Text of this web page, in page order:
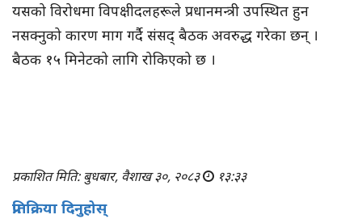
यसको विरोधमा विपक्षीदलहरूले प्रधानमन्त्री उपस्थित हुन
नसक्नुको कारण माग गर्दै संसद् बैठक अवरुद्ध गरेका छन् ।
बैठक १५ मिनेटको लागि रोकिएको छ ।
प्रकाशित मिति: बुधबार, वैशाख ३०, २०८३ १३:३३
प्रतिक्रिया दिनुहोस्